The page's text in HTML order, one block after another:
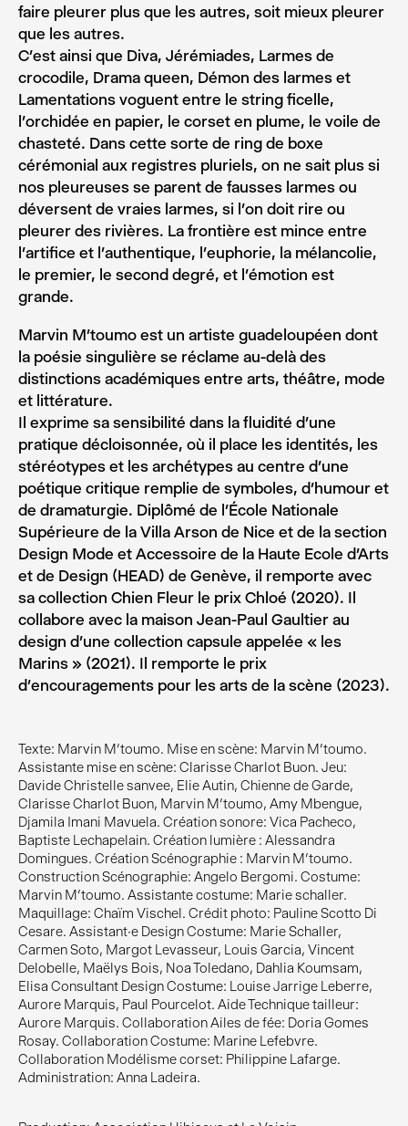
Texte: Marvin M’toumo. Mise en scène: Marvin M’toumo.
Assistante mise en scène: Clarisse Charlot Buon. Jeu:
Davide Christelle sanvee, Elie Autin, Chienne de Garde,
Clarisse Charlot Buon, Marvin M’toumo, Amy Mbengue,
Djamila Imani Mavuela. Création sonore: Vica Pacheco,
Baptiste Lechapelain. Création lumière : Alessandra
Domingues. Création Scénographie : Marvin M’toumo.
Construction Scénographie: Angelo Bergomi. Costume:
Marvin M’toumo. Assistante costume: Marie schaller.
Maquillage: Chaïm Vischel. Crédit photo: Pauline Scotto Di
Cesare. Assistant.e Design Costume: Marie Schaller,
Carmen Soto, Margot Levasseur, Louis Garcia, Vincent
Delobelle, Maëlys Bois, Noa Toledano, Dahlia Koumsam,
Elisa Consultant Design Costume: Louise Jarrige Leberre,
Aurore Marquis, Paul Pourcelot. Aide Technique tailleur:
Aurore Marquis. Collaboration Ailes de fée: Doria Gomes
Rosay. Collaboration Costume: Marine Lefebvre.
Collaboration Modélisme corset: Philippine Lafarge.
Administration: Anna Ladeira.
faire pleurer plus que les autres, soit mieux pleurer
que les autres.
C’est ainsi que Diva, Jérémiades, Larmes de
crocodile, Drama queen, Démon des larmes et
Lamentations voguent entre le string ficelle,
l’orchidée en papier, le corset en plume, le voile de
chasteté. Dans cette sorte de ring de boxe
cérémonial aux registres pluriels, on ne sait plus si
nos pleureuses se parent de fausses larmes ou
déversent de vraies larmes, si l’on doit rire ou
pleurer des rivières. La frontière est mince entre
l’artifice et l’authentique, l’euphorie, la mélancolie,
le premier, le second degré, et l’émotion est
grande.
Marvin M’toumo est un artiste guadeloupéen dont
la poésie singulière se réclame au-delà des
distinctions académiques entre arts, théâtre, mode
et littérature.
Il exprime sa sensibilité dans la fluidité d’une
pratique décloisonnée, où il place les identités, les
stéréotypes et les archétypes au centre d’une
poétique critique remplie de symboles, d’humour et
de dramaturgie. Diplômé de l’École Nationale
Supérieure de la Villa Arson de Nice et de la section
Design Mode et Accessoire de la Haute Ecole d’Arts
et de Design (HEAD) de Genève, il remporte avec
sa collection Chien Fleur le prix Chloé (2020). Il
collabore avec la maison Jean-Paul Gaultier au
design d’une collection capsule appelée « les
Marins » (2021). Il remporte le prix
d’encouragements pour les arts de la scène (2023).